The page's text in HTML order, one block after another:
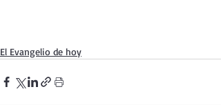
El Evangelio de hoy